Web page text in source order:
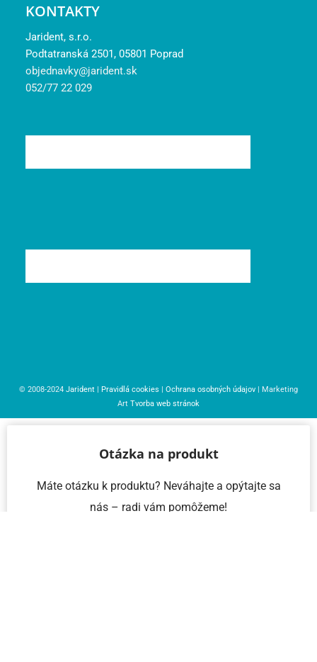
KONTAKTY
Jarident, s.r.o.
Podtatranská 2501, 05801 Poprad
objednavky@jarident.sk
052/77 22 029
© 2008-2024 Jarident Pravidlá cookies Ochrana osobných údajov | Marketing
Art Tvorba web stránok
Otázka na produkt
Máte otázku k produktu? Neváhajte a opýtajte sa
nás – radi vám pomôžeme!